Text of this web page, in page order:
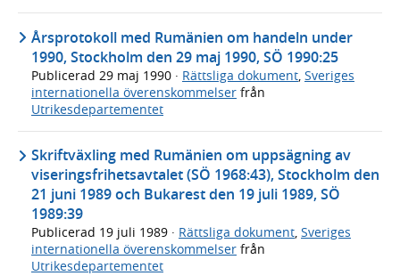
Årsprotokoll med Rumänien om handeln under
1990, Stockholm den 29 maj 1990, SÖ 1990:25
Publicerad 29 maj 1990 · Rättsliga dokument Sveriges
internationella överenskommelser från
Utrikesdepartementet
Skriftväxling med Rumänien om uppsägning av
viseringsfrihetsavtalet (SÖ 1968:43), Stockholm den
21 juni 1989 och Bukarest den 19 juli 1989, SÖ
1989:39
Publicerad 19 juli 1989 · Rättsliga dokument, Sveriges
internationella överenskommelser från
Utrikesdepartementet